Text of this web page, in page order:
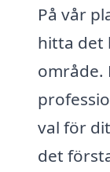
På vår
hitta det
område.
val för
det